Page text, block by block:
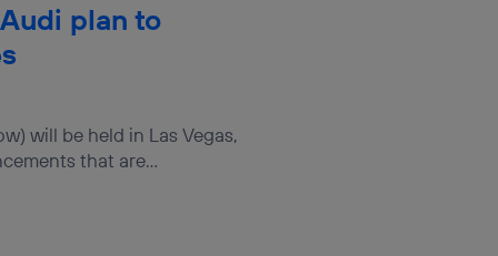
plan to
will be held in Las Vegas,
that are...